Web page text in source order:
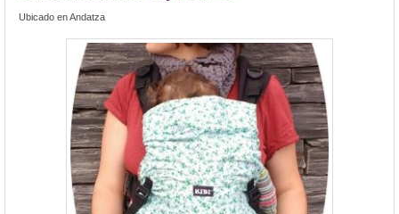
Ubicado en Andatza